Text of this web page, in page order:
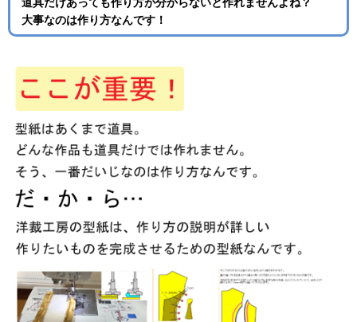
大事なのは作り方なんです！